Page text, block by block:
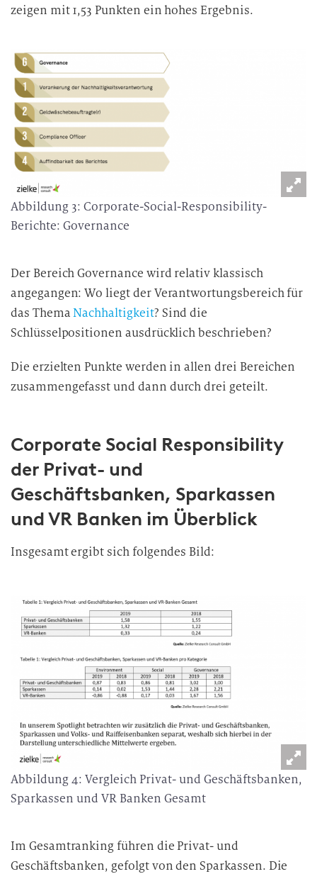
zeigen mit 1,53 Punkten ein hohes Ergebnis.
Abbildung 3: Corporate-Social-Responsibility-
Berichte: Governance
Der Bereich Governance wird relativ klassisch
angegangen: Wo liegt der Verantwortungsbereich für
das ThemaNachhaltigkeit? Sind die
Schlüsselpositionen ausdrücklich beschrieben?
Die erzielten Punkte werden in allen drei Bereichen
zusammengefasst und dann durch drei geteilt.
Corporate Social Responsibility
der Privat- und
Geschäftsbanken, Sparkassen
und VR Banken im Überblick
Insgesamt ergibt sich folgendes Bild:
Abbildung 4: Vergleich Privat- und Geschäftsbanken,
Sparkassen und VR Banken Gesamt
Im Gesamtranking führen die Privat- und
Geschäftsbanken, gefolgt von den Sparkassen. Die